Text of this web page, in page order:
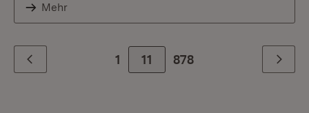
Mehr
Zurück 1 11 Zur letzte Seite
878 Weiter